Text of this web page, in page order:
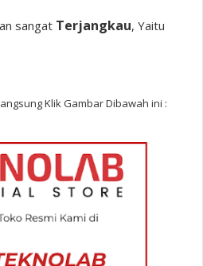
sangat Terjangkau, Yaitu
Klik Gambar Dibawah ini :